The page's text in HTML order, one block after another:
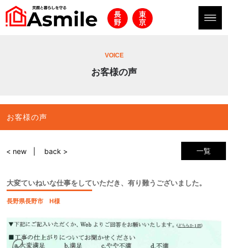
VOICE
お客様の声
お客様の声
一覧
< new back >
大変ていねいな仕事をしていただき、有り難うございました。
長野県長野市 H様